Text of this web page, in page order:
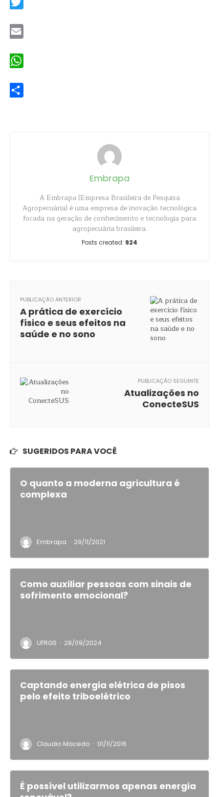
Embrapa
A Embrapa (Empresa Brasileira de Pesquisa
Agropecuária) é uma empresa de inovação tecnológica
focada na geração de conhecimento e tecnologia para
agropecuária brasileira.
Posts created: 924
PUBLICAÇÃO ANTERIOR
A prática de exercício
físico e seus efeitos na
saúde e no sono
PUBLICAÇÃO SEGUINTE
Atualizações no
ConecteSUS
SUGERIDOS PARA VOCÊ
O quanto a moderna agricultura é
complexa
Embrapa · 29/11/2021
Como auxiliar pessoas com sinais de
sofrimento emocional?
UFRGS · 28/09/2024
Captando energia elétrica de pisos
pelo efeito triboelétrico
Claudio Macedo · 01/11/2016
É possível utilizarmos apenas energia